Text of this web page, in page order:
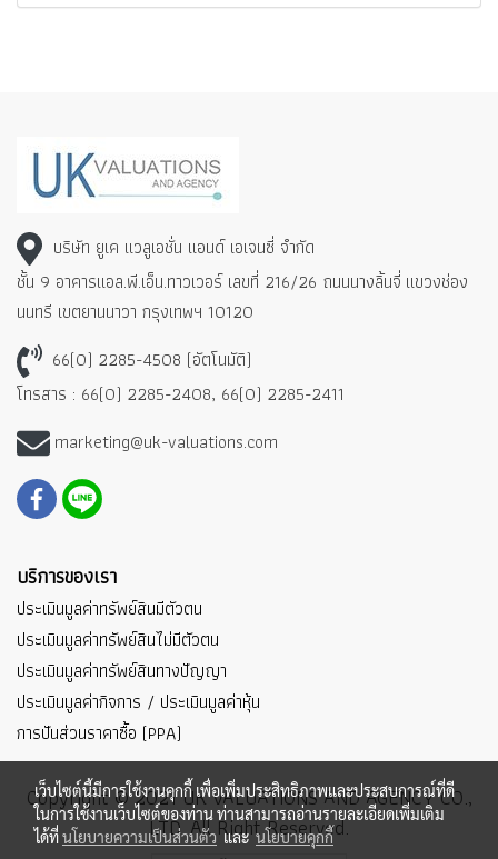
บริษัท ยูเค แวลูเอชั่น แอนด์ เอเจนซี่ จำกัด
ชั้น 9 อาคารแอล.พี.เอ็น.ทาวเวอร์ เลขที่ 216/26 ถนนนางลิ้นจี่ แขวงช่อง
นนทรี เขตยานนาวา กรุงเทพฯ 10120
66(0) 2285-4508 (อัตโนมัติ)
โทรสาร : 66(0) 2285-2408, 66(0) 2285-2411
marketing@uk-valuations.com
บริการของเรา
ประเมินมูลค่าทรัพย์สินมีตัวตน
ประเมินมูลค่าทรัพย์สินไม่มีตัวตน
ประเมินมูลค่าทรัพย์สินทางปัญญา
ประเมินมูลค่ากิจการ / ประเมินมูลค่าหุ้น
การปันส่วนราคาซื้อ (PPA)
Copyright © 2021 UK VALUATIONS AND AGENCY CO.,
LTD. All Right Reserved.
เว็บไซต์นี้มีการใช้งานคุกกี้ เพื่อเพิ่มประสิทธิภาพและประสบการณ์ที่ดี
ในการใช้งานเว็บไซต์ของท่าน ท่านสามารถอ่านรายละเอียดเพิ่มเติม
ได้ที่นโยบายความเป็นส่วนตัวและนโยบายคุกกี้